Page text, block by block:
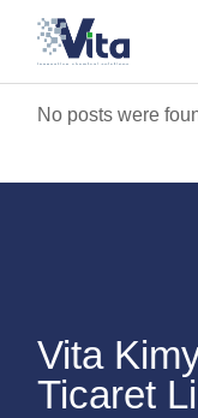
content
No posts were
Vita
Ticaret